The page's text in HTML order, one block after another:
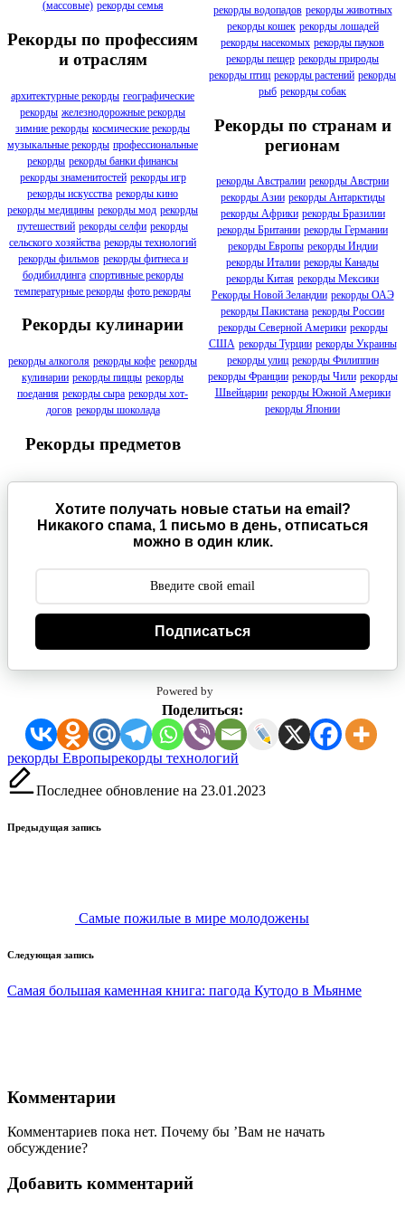
(массовые) рекорды семья
Рекорды по профессиям
и отраслям
архитектурные рекорды географические
рекорды железнодорожные рекорды
зимние рекорды космические рекорды
музыкальные рекорды профессиональные
рекорды рекорды банки финансы
рекорды знаменитостей рекорды игр
рекорды искусства рекорды кино
рекорды медицины рекорды мод рекорды
путешествий рекорды селфи рекорды
сельского хозяйства рекорды технологий
рекорды фильмов рекорды фитнеса и
бодибилдинга спортивные рекорды
температурные рекорды фото рекорды
Рекорды кулинарии
рекорды алкоголя рекорды кофе рекорды
кулинарии рекорды пиццы рекорды
поедания рекорды сыра рекорды хот-
догов рекорды шоколада
Рекорды предметов
рекорды водопадов рекорды животных
рекорды кошек рекорды лошадей
рекорды насекомых рекорды пауков
рекорды пещер рекорды природы
рекорды птиц рекорды растений рекорды
рыб рекорды собак
Рекорды по странам и
регионам
рекорды Австралии рекорды Австрии
рекорды Азии рекорды Антарктиды
рекорды Африки рекорды Бразилии
рекорды Британии рекорды Германии
рекорды Европы рекорды Индии
рекорды Италии рекорды Канады
рекорды Китая рекорды Мексики
Рекорды Новой Зеландии рекорды ОАЭ
рекорды Пакистана рекорды России
рекорды Северной Америки рекорды
США рекорды Турции рекорды Украины
рекорды улиц рекорды Филиппин
рекорды Франции рекорды Чили рекорды
Швейцарии рекорды Южной Америки
рекорды Японии
Хотите получать новые статьи на email?
Никакого спама, 1 письмо в день, отписаться
можно в один клик.
Подписаться
Powered by
Поделиться:
Метки:
рекорды Европырекорды технологий
Последнее обновление на 23.01.2023
Навигация
Предыдущая запись
Самые пожилые в мире молодожены
Следующая запись
Самая большая каменная книга: пагода Кутодо в Мьянме
Комментарии
Комментариев пока нет. Почему бы ’Вам не начать
обсуждение?
Добавить комментарий